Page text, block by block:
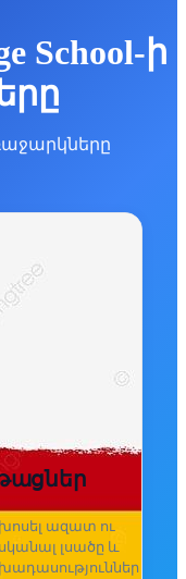
School-ի
խոսել ազատ ու
լսածը և